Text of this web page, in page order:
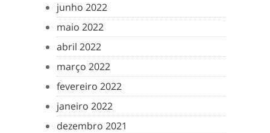
junho 2022
maio 2022
abril 2022
março 2022
fevereiro 2022
janeiro 2022
dezembro 2021